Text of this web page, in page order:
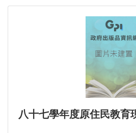
八十七學年度原住民教育